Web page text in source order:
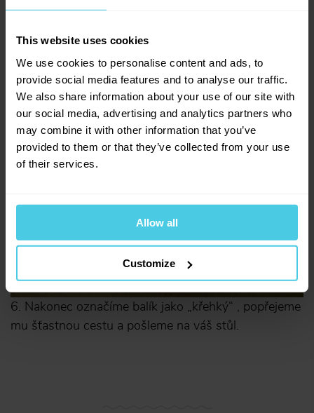
This website uses cookies
We use cookies to personalise content and ads, to
provide social media features and to analyse our traffic.
We also share information about your use of our site with
our social media, advertising and analytics partners who
may combine it with other information that you’ve
provided to them or that they’ve collected from your use
of their services.
Allow all
Customize
5. Opět utěsníme volný prostor a zalepíme. Když teď
krabicí potřesete, nic se uvnitř nehýbe.
6. Nakonec označíme balík jako „křehký“ , popřejeme
mu šťastnou cestu a pošleme na váš stůl.